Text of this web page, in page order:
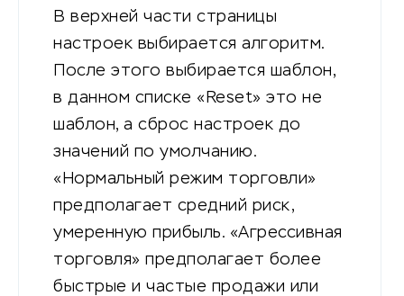
В верхней части страницы
настроек выбирается алгоритм.
После этого выбирается шаблон,
в данном списке «Reset» это не
шаблон, а сброс настроек до
значений по умолчанию.
«Нормальный режим торговли»
предполагает средний риск,
умеренную прибыль. «Агрессивная
торговля» предполагает более
быстрые и частые продажи или